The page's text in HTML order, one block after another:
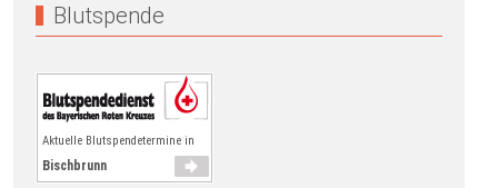
Blutspende
Aktuelle Blutspendetermine in
Bischbrunn